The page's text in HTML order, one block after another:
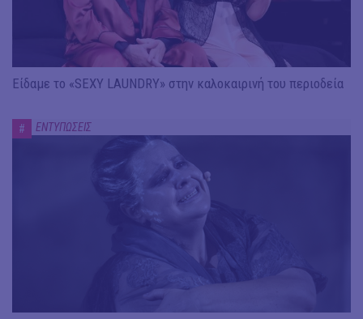
Είδαμε το «SEXY LAUNDRY» στην καλοκαιρινή του περιοδεία
# ΕΝΤΥΠΩΣΕΙΣ